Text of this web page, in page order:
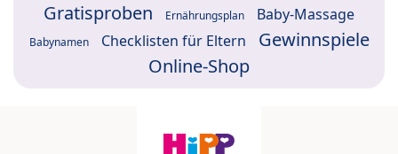
Gratisproben Ernährungsplan Baby-Massage
Babynamen Checklisten für Eltern
Gewinnspiele
Online-Shop